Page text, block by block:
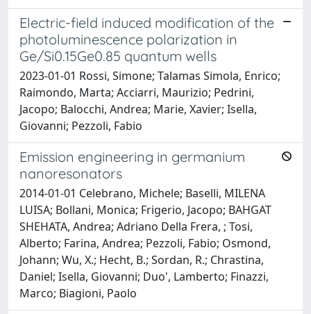
Electric-field induced modification of the
photoluminescence polarization in
Ge/Si0.15Ge0.85 quantum wells
2023-01-01 Rossi, Simone; Talamas Simola, Enrico;
Raimondo, Marta; Acciarri, Maurizio; Pedrini,
Jacopo; Balocchi, Andrea; Marie, Xavier; Isella,
Giovanni; Pezzoli, Fabio
Emission engineering in germanium
nanoresonators
2014-01-01 Celebrano, Michele; Baselli, MILENA
LUISA; Bollani, Monica; Frigerio, Jacopo; BAHGAT
SHEHATA, Andrea; Adriano Della Frera, ; Tosi,
Alberto; Farina, Andrea; Pezzoli, Fabio; Osmond,
Johann; Wu, X.; Hecht, B.; Sordan, R.; Chrastina,
Daniel; Isella, Giovanni; Duo', Lamberto; Finazzi,
Marco; Biagioni, Paolo